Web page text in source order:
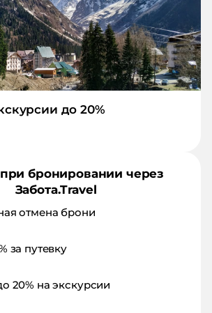
до 20%
бронировании через
Забота.Travel
отмена брони
за путевку
20% на экскурсии